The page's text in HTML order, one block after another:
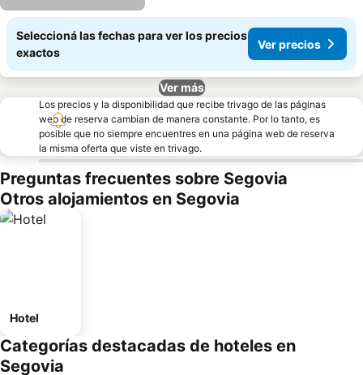
Seleccioná las fechas para ver los precios
exactos
Ver precios
Ver más
Los precios y la disponibilidad que recibe trivago de las páginas
web de reserva cambian de manera constante. Por lo tanto, es
posible que no siempre encuentres en una página web de reserva
la misma oferta que viste en trivago.
Preguntas frecuentes sobre Segovia
Otros alojamientos en Segovia
Hotel
Categorías destacadas de hoteles en
Segovia